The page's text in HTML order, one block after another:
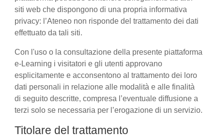
siti web che dispongono di una propria informativa
privacy: l’Ateneo non risponde del trattamento dei dati
effettuato da tali siti.
Con l'uso o la consultazione della presente piattaforma
e-Learning i visitatori e gli utenti approvano
esplicitamente e acconsentono al trattamento dei loro
dati personali in relazione alle modalità e alle finalità
di seguito descritte, compresa l’eventuale diffusione a
terzi solo se necessaria per l’erogazione di un servizio.
Titolare del trattamento